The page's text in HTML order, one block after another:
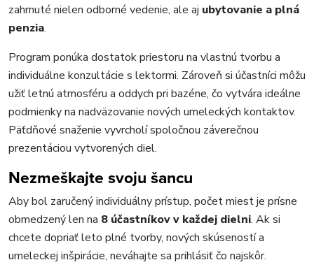
zahrnuté nielen odborné vedenie, ale aj ubytovanie a plná
penzia.
Program ponúka dostatok priestoru na vlastnú tvorbu a
individuálne konzultácie s lektormi. Zároveň si účastníci môžu
užiť letnú atmosféru a oddych pri bazéne, čo vytvára ideálne
podmienky na nadväzovanie nových umeleckých kontaktov.
Päťdňové snaženie vyvrcholí spoločnou záverečnou
prezentáciou vytvorených diel.
Nezmeškajte svoju šancu
Aby bol zaručený individuálny prístup, počet miest je prísne
obmedzený len na 8 účastníkov v každej dielni. Ak si
chcete dopriať leto plné tvorby, nových skúseností a
umeleckej inšpirácie, neváhajte sa prihlásiť čo najskôr.